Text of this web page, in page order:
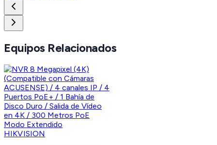
Equipos Relacionados
HIKVISION